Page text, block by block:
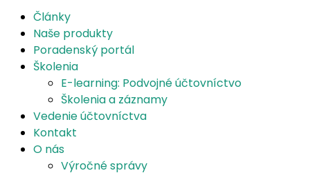
Články
Naše produkty
Poradenský portál
Školenia
E-learning: Podvojné účtovníctvo
Školenia a záznamy
Vedenie účtovníctva
Kontakt
O nás
Výročné správy